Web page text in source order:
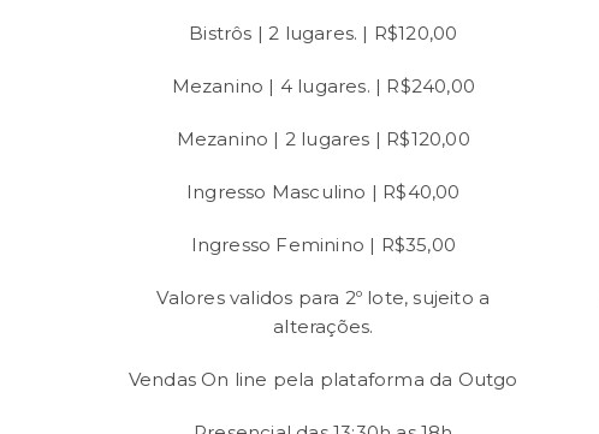
Bistrôs | 2 lugares. | R$120,00
Mezanino | 4 lugares. | R$240,00
Mezanino | 2 lugares | R$120,00
Ingresso Masculino | R$40,00
Ingresso Feminino | R$35,00
Valores validos para 2º lote, sujeito a
alterações.
Vendas On line pela plataforma da Outgo